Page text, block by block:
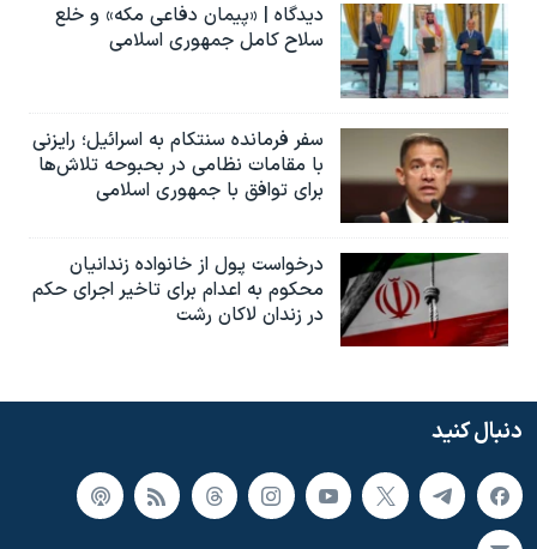
دیدگاه | «پیمان دفاعی مکه» و خلع
سلاح کامل جمهوری اسلامی
سفر فرمانده سنتکام به اسرائیل؛ رایزنی
با مقامات نظامی در بحبوحه تلاش‌ها
برای توافق با جمهوری اسلامی
درخواست پول از خانواده زندانیان
محکوم به‌ اعدام برای تاخیر اجرای حکم
در زندان لاکان رشت
دنبال کنید